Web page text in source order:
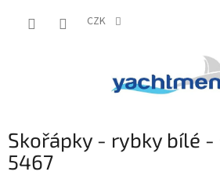
CZK
Skořápky - rybky bílé -
5467